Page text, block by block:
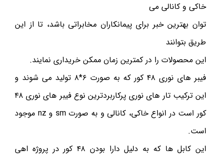
خاکی و کانالی می
توان بهترین خبر برای پیمانکاران مخابراتی باشد، تا از این
طریق بتوانند
این محصولات را در کمترین زمان ممکن خریداری نمایند.
فیبر های نوری ۴۸ کور که به صورت ۶*۸ تولید می شوند و
این ترکیب تار های نوری پرکاربردترین نوع فیبر های نوری ۴۸
کور است در انواع خاکی، کانالی و به صورت sm و nz موجود
است.
این کابل ها که به دلیل دارا بودن ۴۸ کور در پروژه اهی